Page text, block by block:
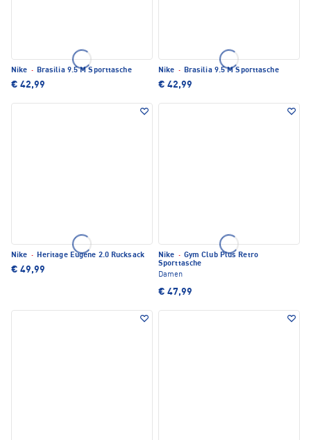
Nike · Brasilia 9.5 M Sporttasche
€ 42,99
Nike · Brasilia 9.5 M Sporttasche
€ 42,99
Nike · Heritage Eugene 2.0 Rucksack
€ 49,99
Nike · Gym Club Plus Retro
Sporttasche
Damen
€ 47,99